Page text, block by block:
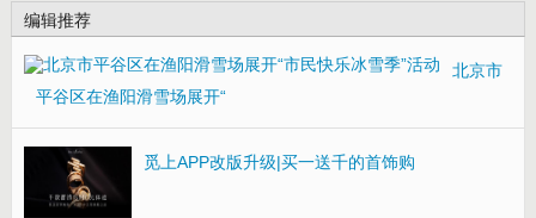
编辑推荐
北京市
平谷区在渔阳滑雪场展开“
觅上APP改版升级|买一送千的首饰购